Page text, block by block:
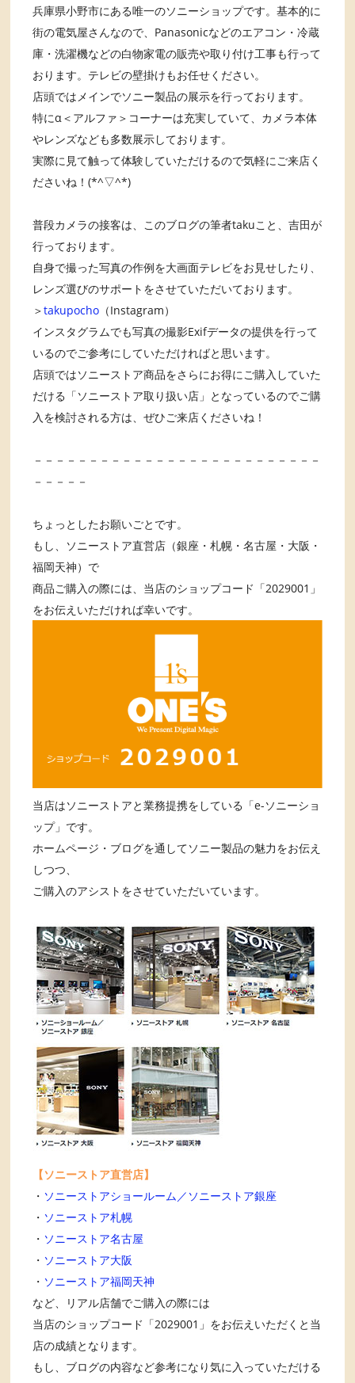
兵庫県小野市にある唯一のソニーショップです。基本的に
街の電気屋さんなので、Panasonicなどのエアコン・冷蔵
庫・洗濯機などの白物家電の販売や取り付け工事も行って
おります。テレビの壁掛けもお任せください。
店頭ではメインでソニー製品の展示を行っております。
特にα＜アルファ＞コーナーは充実していて、カメラ本体
やレンズなども多数展示しております。
実際に見て触って体験していただけるので気軽にご来店く
ださいね！(*^▽^*)
普段カメラの接客は、このブログの筆者takuこと、吉田が
行っております。
自身で撮った写真の作例を大画面テレビをお見せしたり、
レンズ選びのサポートをさせていただいております。
＞takupocho （Instagram）
インスタグラムでも写真の撮影Exifデータの提供を行って
いるのでご参考にしていただければと思います。
店頭ではソニーストア商品をさらにお得にご購入していた
だける「ソニーストア取り扱い店」となっているのでご購
入を検討される方は、ぜひご来店くださいね！
－－－－－－－－－－－－－－－－－－－－－－－－－－
－－－－－
ちょっとしたお願いごとです。
もし、ソニーストア直営店（銀座・札幌・名古屋・大阪・
福岡天神）で
商品ご購入の際には、当店のショップコード「2029001」
をお伝えいただければ幸いです。
当店はソニーストアと業務提携をしている「e-ソニーショ
ップ」です。
ホームページ・ブログを通してソニー製品の魅力をお伝え
しつつ、
ご購入のアシストをさせていただいています。
【ソニーストア直営店】
・ ソニーストアショールーム／ソニーストア銀座
・ ソニーストア札幌
・ ソニーストア名古屋
・ ソニーストア大阪
・ ソニーストア福岡天神
など、リアル店舗でご購入の際には
当店のショップコード「2029001」をお伝えいただくと当
店の成績となります。
もし、ブログの内容など参考になり気に入っていただける